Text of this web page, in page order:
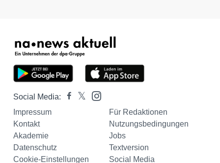
Social Media:
Impressum
Für Redaktionen
Kontakt
Nutzungsbedingungen
Akademie
Jobs
Datenschutz
Textversion
Cookie-Einstellungen
Social Media